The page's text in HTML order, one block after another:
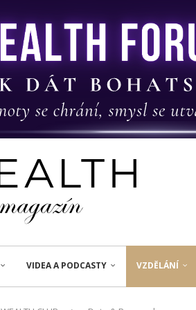
VIDEA A PODCASTY VZDĚLÁNÍ